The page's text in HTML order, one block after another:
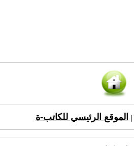
الموقع الرئيسي للكاتب-ة